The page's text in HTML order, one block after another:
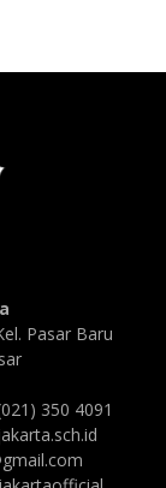
Pasar Baru
350 4091